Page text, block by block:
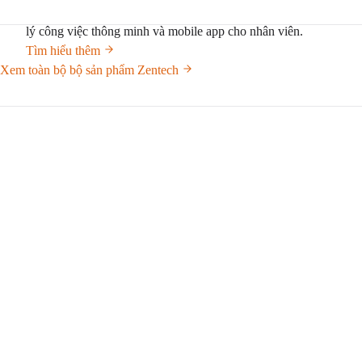
lý công việc thông minh và mobile app cho nhân viên.
Tìm hiểu thêm
Xem toàn bộ bộ sản phẩm Zentech